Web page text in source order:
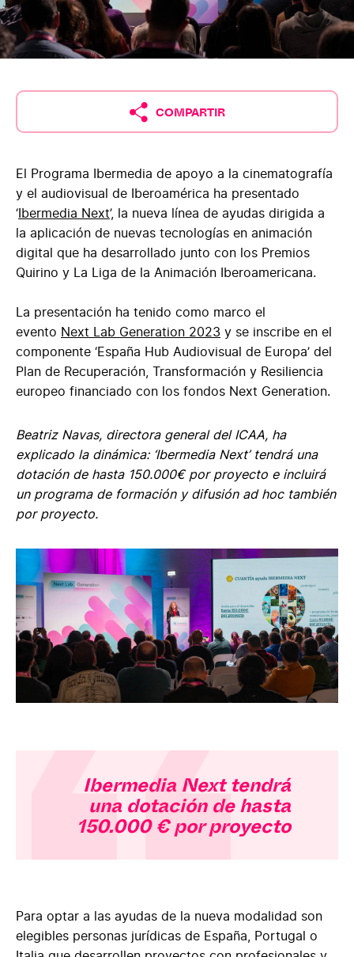
COMPARTIR
Facebook
Twitter
Linkedin
El Programa Ibermedia de apoyo a la cinematografía
y el audiovisual de Iberoamérica ha presentado
‘ Ibermedia Next’, la nueva línea de ayudas dirigida a
la aplicación de nuevas tecnologías en animación
digital que ha desarrollado junto con los Premios
Quirino y La Liga de la Animación Iberoamericana.
La presentación ha tenido como marco el
evento Next Lab Generation 2023 y se inscribe en el
componente ‘España Hub Audiovisual de Europa’ del
Plan de Recuperación, Transformación y Resiliencia
europeo financiado con los fondos Next Generation.
Beatriz Navas, directora general del ICAA, ha
explicado la dinámica: ‘Ibermedia Next’ tendrá una
dotación de hasta 150.000€ por proyecto e incluirá
un programa de formación y difusión ad hoc también
por proyecto.
Ibermedia Next tendrá
una dotación de hasta
150.000 € por proyecto
Para optar a las ayudas de la nueva modalidad son
elegibles personas jurídicas de España, Portugal o